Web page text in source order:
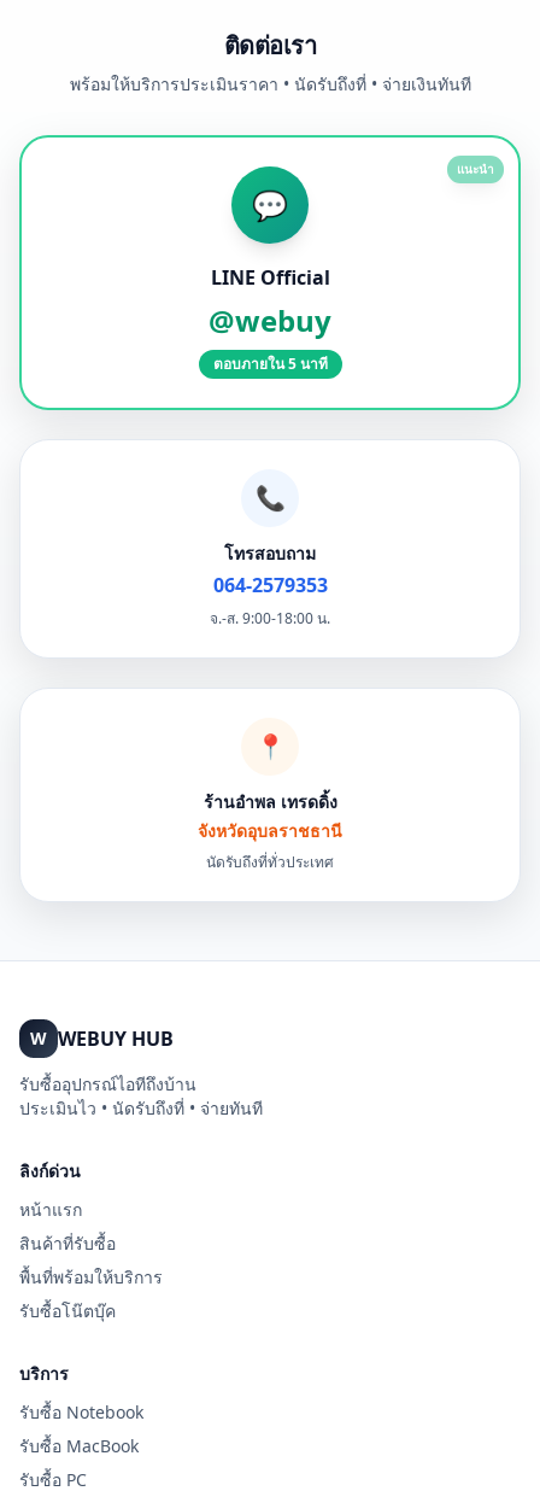
ติดต่อเรา
พร้อมให้บริการประเมินราคา • นัดรับถึงที่ • จ่ายเงินทันที
แนะนำ
💬
LINE Official
@webuy
ตอบภายใน 5 นาที
📞
โทรสอบถาม
064-2579353
จ.-ส. 9:00-18:00 น.
📍
ร้านอำพล เทรดดิ้ง
จังหวัดอุบลราชธานี
นัดรับถึงที่ทั่วประเทศ
W WEBUY HUB
รับซื้ออุปกรณ์ไอทีถึงบ้าน
ประเมินไว • นัดรับถึงที่ • จ่ายทันที
ลิงก์ด่วน
หน้าแรก
สินค้าที่รับซื้อ
พื้นที่พร้อมให้บริการ
รับซื้อโน๊ตบุ๊ค
บริการ
รับซื้อ Notebook
รับซื้อ MacBook
รับซื้อ PC